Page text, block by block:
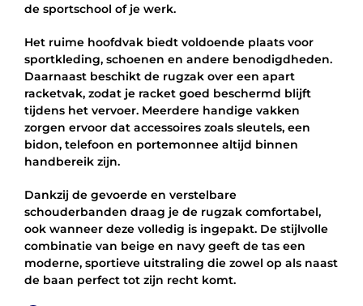
de sportschool of je werk.
Het ruime hoofdvak biedt voldoende plaats voor
sportkleding, schoenen en andere benodigdheden.
Daarnaast beschikt de rugzak over een apart
racketvak, zodat je racket goed beschermd blijft
tijdens het vervoer. Meerdere handige vakken
zorgen ervoor dat accessoires zoals sleutels, een
bidon, telefoon en portemonnee altijd binnen
handbereik zijn.
Dankzij de gevoerde en verstelbare
schouderbanden draag je de rugzak comfortabel,
ook wanneer deze volledig is ingepakt. De stijlvolle
combinatie van beige en navy geeft de tas een
moderne, sportieve uitstraling die zowel op als naast
de baan perfect tot zijn recht komt.